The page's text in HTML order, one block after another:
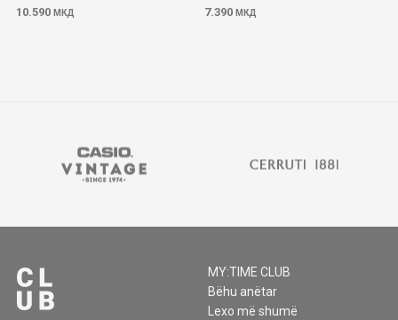
10.590 МКД 7.390 МКД
MY:TIME CLUB
Bëhu anëtar
Lexo më shumë